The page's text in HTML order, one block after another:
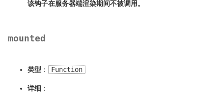
该钩子在服务器端渲染期间不被调用。
mounted
类型 ： Function
详细 ：